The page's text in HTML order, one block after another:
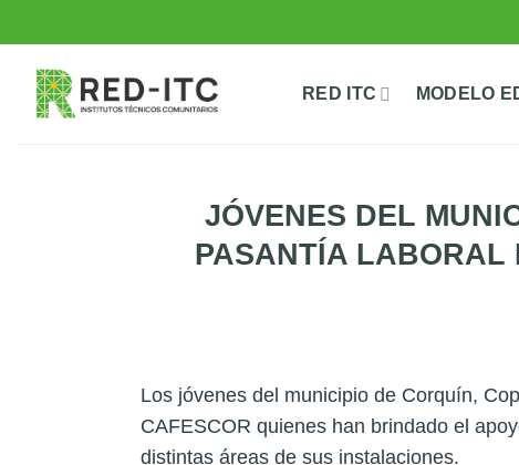
al
contenido
RED ITC
MODELO
JÓVENES DEL
PASANTÍA LABORAL
Los jóvenes del municipio de Corquín,
CAFESCOR quienes han brindado el
distintas áreas de sus instalaciones.